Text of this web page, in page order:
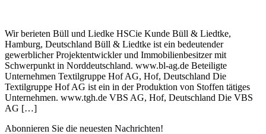
Wir berieten Büll und Liedke HSCie Kunde Büll & Liedtke,
Hamburg, Deutschland Büll & Liedtke ist ein bedeutender
gewerblicher Projektentwickler und Immobilienbesitzer mit
Schwerpunkt in Norddeutschland. www.bl-ag.de Beteiligte
Unternehmen Textilgruppe Hof AG, Hof, Deutschland Die
Textilgruppe Hof AG ist ein in der Produktion von Stoffen tätiges
Unternehmen. www.tgh.de VBS AG, Hof, Deutschland Die VBS
AG […]
Abonnieren Sie die neuesten Nachrichten!